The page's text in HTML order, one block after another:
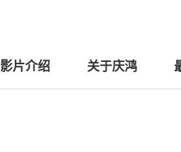
影片介绍 关于庆鸿